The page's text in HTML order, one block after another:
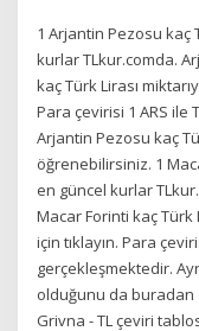
1 Arjantin Pezosu kaç
kurlar TLkur.comda.
kaç Türk Lirası
Para çevirisi 1 ARS ile
Arjantin Pezosu kaç
öğrenebilirsiniz. 1
en güncel kurlar
Macar Forinti kaç Türk
için tıklayın. Para
gerçekleşmektedir.
olduğunu da buradan
Grivna - TL çeviri